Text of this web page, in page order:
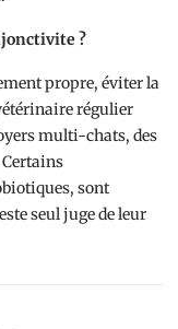
?
propre, éviter la
régulier
multi-chats, des
sont
seul juge de leur